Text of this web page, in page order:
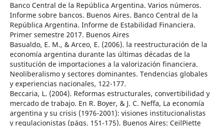
Banco Central de la República Argentina. Varios números.
Informe sobre bancos. Buenos Aires. Banco Central de la
República Argentina. Informe de Estabilidad Financiera.
Primer semestre 2017. Buenos Aires
Basualdo, E. M., & Arceo, E. (2006). la reestructuración de la
economía argentina durante las últimas décadas de la
sustitución de importaciones a la valorización financiera.
Neoliberalismo y sectores dominantes. Tendencias globales
y experiencias nacionales, 122-177.
Beccaria, L. (2004). Reformas estructurales, convertibilidad y
mercado de trabajo. En R. Boyer, & J. C. Neffa, La economía
argentina y su crisis (1976-2001): visiones institucionalistas
y regulacionistas (págs. 151-175). Buenos Aires: CeilPiette